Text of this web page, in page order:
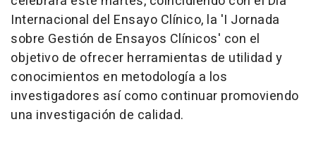
Internacional del Ensayo Clínico, la 'I Jornada
sobre Gestión de Ensayos Clínicos' con el
objetivo de ofrecer herramientas de utilidad y
conocimientos en metodología a los
investigadores así como continuar promoviendo
una investigación de calidad.